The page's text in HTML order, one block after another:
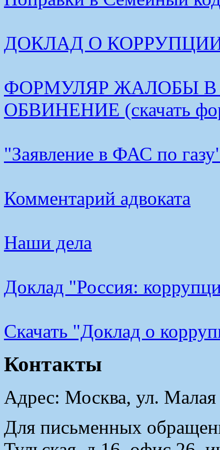
ДОКЛАД О КОРРУПЦИИ
ФОРМУЛЯР ЖАЛОБЫ
ОБВИНЕНИЕ (скачать
"Заявление в ФАС по
Комментарий адвоката
Наши дела
Доклад "Россия:
Cкачать "Доклад о
Контакты
Адрес: Москва, ул.
Для письменных